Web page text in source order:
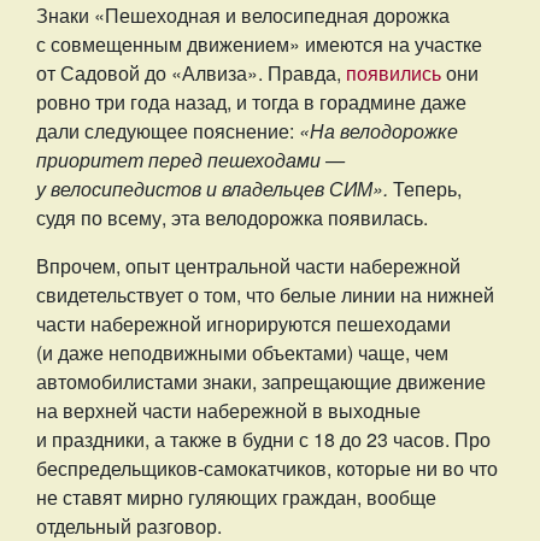
Знаки «Пешеходная и велосипедная дорожка
с совмещенным движением» имеются на участке
от Садовой до «Алвиза». Правда, появилисьони
ровно три года назад, и тогда в горадмине даже
дали следующее пояснение: «На велодорожке
приоритет перед пешеходами —
у велосипедистов и владельцев СИМ». Теперь,
судя по всему, эта велодорожка появилась.
Впрочем, опыт центральной части набережной
свидетельствует о том, что белые линии на нижней
части набережной игнорируются пешеходами
(и даже неподвижными объектами) чаще, чем
автомобилистами знаки, запрещающие движение
на верхней части набережной в выходные
и праздники, а также в будни с 18 до 23 часов. Про
беспредельщиков-самокатчиков, которые ни во что
не ставят мирно гуляющих граждан, вообще
отдельный разговор.